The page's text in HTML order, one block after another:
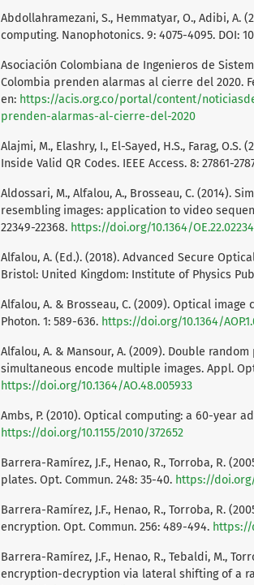
Abdollahramezani, S., Hemmatyar, O., Adibi,
computing. Nanophotonics. 9: 4075-4095. DOI:
Asociación Colombiana de Ingenieros de
Colombia prenden alarmas al cierre del 2020.
en: https://acis.org.co/portal/content/
prenden-alarmas-al-cierre-del-2020
Alajmi, M., Elashry, I., El-Sayed, H.S., Farag,
Inside Valid QR Codes. IEEE Access. 8: 27861-
Aldossari, M., Alfalou, A., Brosseau, C. (2014).
resembling images: application to video
22349-22368. https://doi.org/10.1364/
Alfalou, A. (Ed.). (2018). Advanced Secure
Bristol: United Kingdom: Institute of Physics
Alfalou, A. & Brosseau, C. (2009). Optical
Photon. 1: 589-636. https://doi.org/10.1364/
Alfalou, A. & Mansour, A. (2009). Double
simultaneous encode multiple images. Appl.
https://doi.org/10.1364/AO.48.005933
Ambs, P. (2010). Optical computing: a 60-year
https://doi.org/10.1155/2010/372652
Barrera-Ramírez, J.F., Henao, R., Torroba, R.
plates. Opt. Commun. 248: 35-40. https://doi.org/
Barrera-Ramírez, J.F., Henao, R., Torroba, R.
encryption. Opt. Commun. 256: 489-494. https://
Barrera-Ramírez, J.F., Henao, R., Tebaldi, M.,
encryption-decryption via lateral shifting of a